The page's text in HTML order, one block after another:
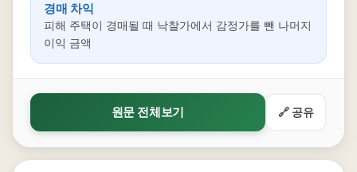
경매 차익
피해 주택이 경매될 때 낙찰가에서 감정가를 뺀 나머지
이익 금액
원문 전체보기 🔗 공유